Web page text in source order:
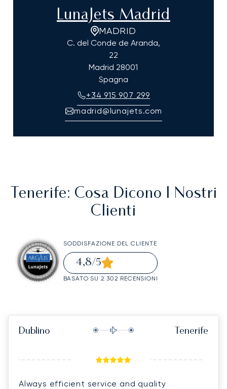
LunaJets Madrid
MADRID
C. del Conde de Aranda,
22
Madrid 28001
Spagna
+34 915 907 299
madrid@lunajets.com
Tenerife: Cosa Dicono I Nostri
Clienti
SODDISFAZIONE DEL CLIENTE
4,8/5
BASATO SU 2.302 RECENSIONI
Dublino Tenerife
Always efficient service and quality